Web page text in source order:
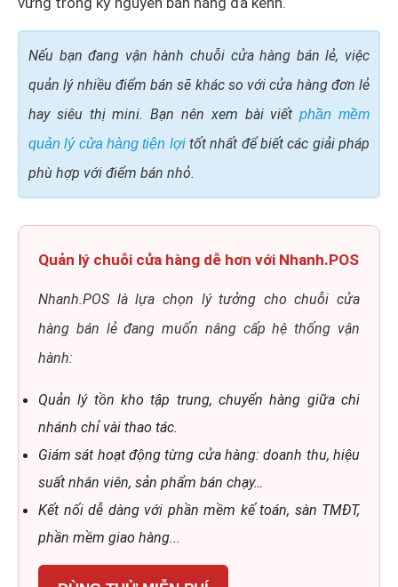
Nếu bạn đang vận hành chuỗi cửa hàng bán lẻ, việc
quản lý nhiều điểm bán sẽ khác so với cửa hàng đơn lẻ
hay siêu thị mini. Bạn nên xem bài viếtphần mềm
quản lý cửa hàng tiện lợitốt nhất để biết các giải pháp
phù hợp với điểm bán nhỏ.
Quản lý chuỗi cửa hàng dễ hơn với Nhanh.POS
Nhanh.POS là lựa chọn lý tưởng cho chuỗi cửa
hàng bán lẻ đang muốn nâng cấp hệ thống vận
hành:
Quản lý tồn kho tập trung, chuyển hàng giữa chi
nhánh chỉ vài thao tác.
Giám sát hoạt động từng cửa hàng: doanh thu, hiệu
suất nhân viên, sản phẩm bán chạy…
Kết nối dễ dàng với phần mềm kế toán, sàn TMĐT,
phần mềm giao hàng...